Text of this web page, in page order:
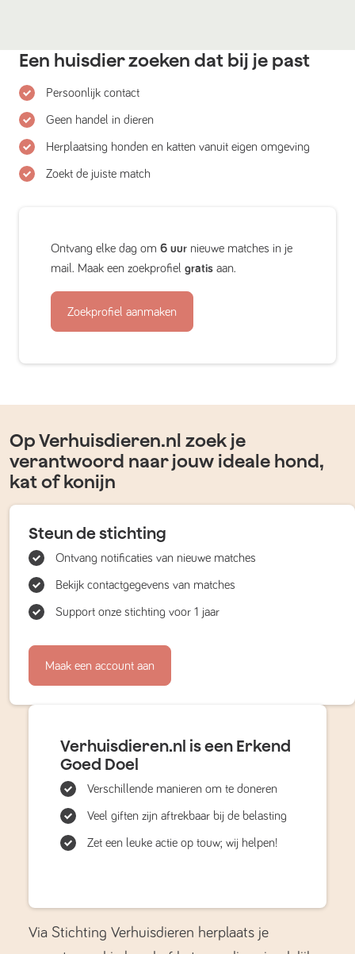
Een huisdier zoeken dat bij je past
Persoonlijk contact
Geen handel in dieren
Herplaatsing honden en katten vanuit eigen omgeving
Zoekt de juiste match
Ontvang elke dag om 6 uur nieuwe matches in je
mail. Maak een zoekprofiel gratis aan.
Zoekprofiel aanmaken
Op Verhuisdieren.nl zoek je
verantwoord naar jouw ideale hond,
kat of konijn
Steun de stichting
Ontvang notificaties van nieuwe matches
Bekijk contactgegevens van matches
Support onze stichting voor 1 jaar
Maak een account aan
Verhuisdieren.nl is een Erkend
Goed Doel
Verschillende manieren om te doneren
Veel giften zijn aftrekbaar bij de belasting
Zet een leuke actie op touw; wij helpen!
Via Stichting Verhuisdieren herplaats je